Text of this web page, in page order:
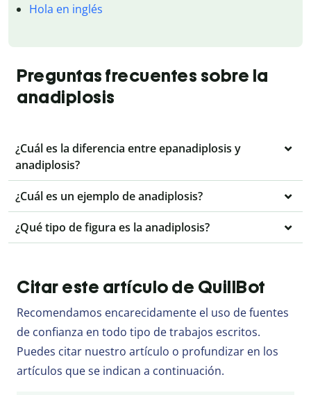
Hola en inglés
Preguntas frecuentes sobre la
anadiplosis
¿Cuál es la diferencia entre epanadiplosis y
anadiplosis?
¿Cuál es un ejemplo de anadiplosis?
¿Qué tipo de figura es la anadiplosis?
Citar este artículo de QuillBot
Recomendamos encarecidamente el uso de fuentes
de confianza en todo tipo de trabajos escritos.
Puedes citar nuestro artículo o profundizar en los
artículos que se indican a continuación.